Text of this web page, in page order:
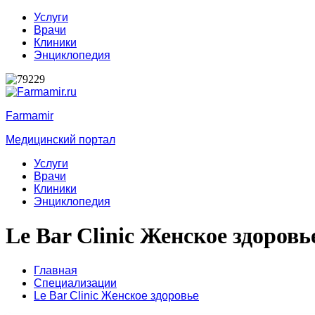
Услуги
Врачи
Клиники
Энциклопедия
Farmamir
Медицинский портал
Услуги
Врачи
Клиники
Энциклопедия
Le Bar Clinic Женское
Главная
Специализации
Le Bar Clinic Женское здоровье